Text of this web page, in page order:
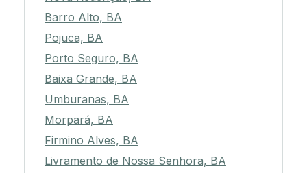
Barro Alto, BA
Pojuca, BA
Porto Seguro, BA
Baixa Grande, BA
Umburanas, BA
Morpará, BA
Firmino Alves, BA
Livramento de Nossa Senhora, BA